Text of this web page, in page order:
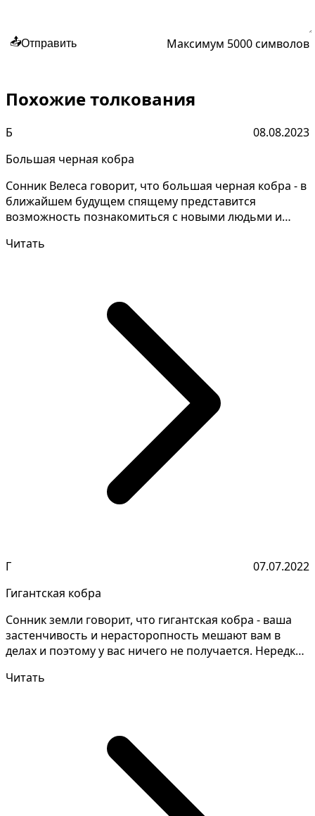
📤Отправить Максимум 5000 символов
Похожие толкования
Б
08.08.2023
Большая черная кобра
Сонник Велеса говорит, что большая черная кобра - в
ближайшем будущем спящему представится
возможность познакомиться с новыми людьми и
Читать
Г
07.07.2022
Гигантская кобра
Сонник земли говорит, что гигантская кобра - ваша
застенчивость и нерасторопность мешают вам в
делах и поэтому у вас ничего не получается. Нередко
Читать